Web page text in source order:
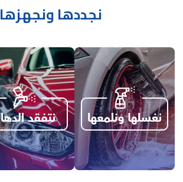
نجددها ونجهزها